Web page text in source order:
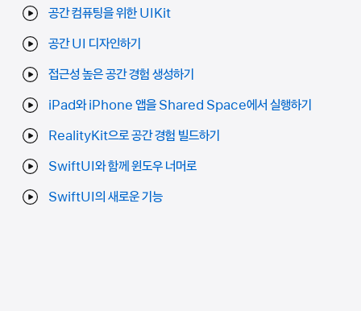
공간 컴퓨팅을 위한 UIKit
공간 UI 디자인하기
접근성 높은 공간 경험 생성하기
iPad와 iPhone 앱을 Shared Space에서 실행하기
RealityKit으로 공간 경험 빌드하기
SwiftUI와 함께 윈도우 너머로
SwiftUI의 새로운 기능